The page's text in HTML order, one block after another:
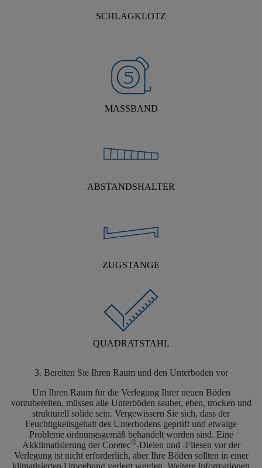
SCHLAGKLOTZ
MASSBAND
ABSTANDSHALTER
ZUGSTANGE
QUADRATSTAHL
3. Bereiten Sie Ihren Raum und den Unterboden vor
Um Ihren Raum für die Verlegung Ihrer neuen Böden
vorzubereiten, müssen alle Unterböden sauber, eben, trocken und
strukturell solide sein. Vergewissern Sie sich, dass der
Feuchtigkeitsgehalt des Unterbodens geprüft und etwaige
Probleme ordnungsgemäß behandelt worden sind. Eine
Akklimatisierung der Coretec®-Dielen und -Fliesen vor der
Verlegung ist nicht erforderlich, aber Ihre Böden sollten in einer
klimatisierten Umgebung verlegt werden. Weitere Informationen